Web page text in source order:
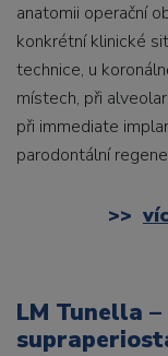
anatomii operační
konkrétní klinické
technice, u
místech, při
při immediate
parodontální
>>
LM Tunella